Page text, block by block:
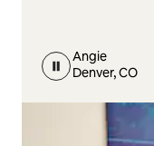
Angie
Denver, CO